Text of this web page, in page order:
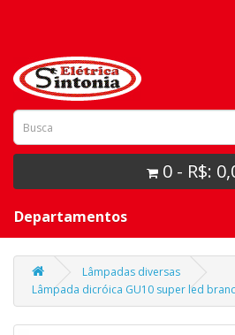
0 - R$:
Departamentos
Lâmpadas diversas
Lâmpada dicróica GU10 super led